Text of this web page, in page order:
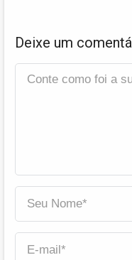
Deixe um